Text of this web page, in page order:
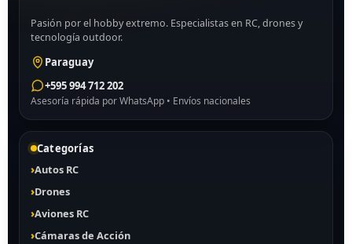
Pasión por el hobby extremo. Especialistas en RC, drones y
tecnología outdoor.
Paraguay
+595 994 712 202
Asesoría rápida por WhatsApp • Envíos nacionales
Categorías
Autos RC
Drones
Aviones RC
Cámaras de Acción